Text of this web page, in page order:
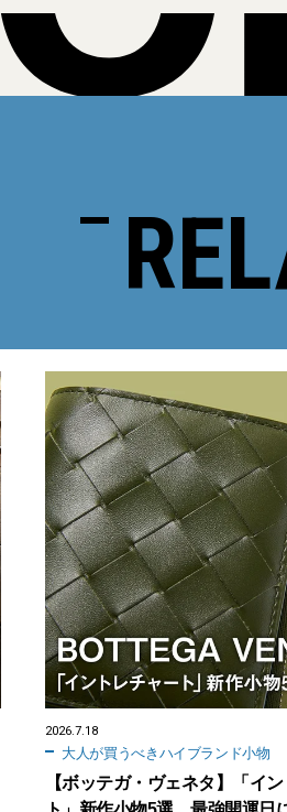
2026.7.18
大人が買うべきハイブランド小物
【ボッテガ・ヴェネタ】「イ